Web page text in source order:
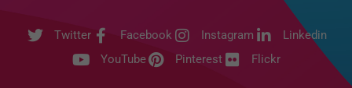
Twitter Facebook Instagram
Linkedin
YouTube
Pinterest Flickr
personali.